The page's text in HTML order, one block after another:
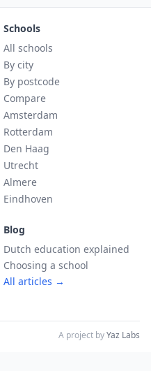
Schools
All schools
By city
By postcode
Compare
Amsterdam
Rotterdam
Den Haag
Utrecht
Almere
Eindhoven
Blog
Dutch education explained
Choosing a school
All articles →
A project byYaz Labs